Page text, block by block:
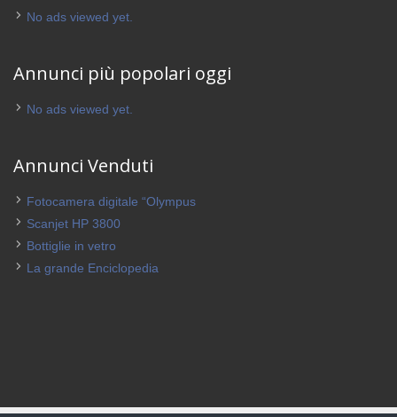
No ads viewed yet.
Annunci più popolari oggi
No ads viewed yet.
Annunci Venduti
Fotocamera digitale “Olympus
Scanjet HP 3800
Bottiglie in vetro
La grande Enciclopedia